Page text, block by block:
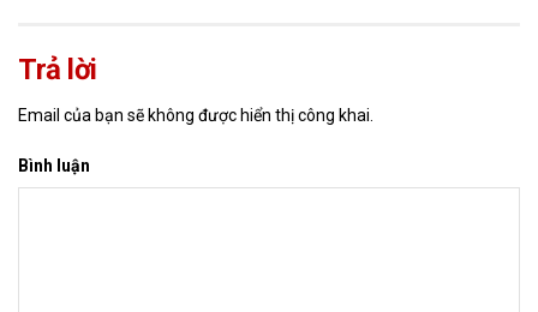
Trả lời
Email của bạn sẽ không được hiển thị công khai.
Bình luận